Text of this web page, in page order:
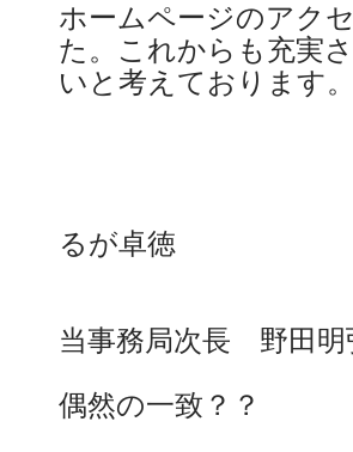
ホームページのアク
た。これからも充実
いと考えております
るが卓徳
当事務局次長 野田明
偶然の一致？？